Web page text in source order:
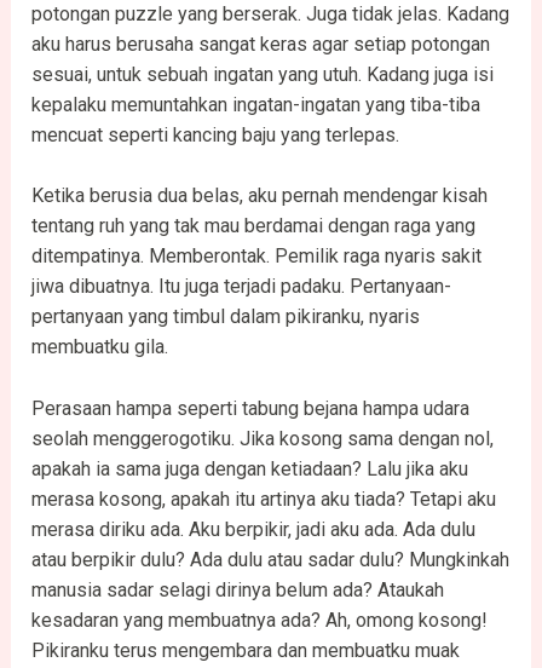
potongan puzzle yang berserak. Juga tidak jelas. Kadang
aku harus berusaha sangat keras agar setiap potongan
sesuai, untuk sebuah ingatan yang utuh. Kadang juga isi
kepalaku memuntahkan ingatan-ingatan yang tiba-tiba
mencuat seperti kancing baju yang terlepas.
Ketika berusia dua belas, aku pernah mendengar kisah
tentang ruh yang tak mau berdamai dengan raga yang
ditempatinya. Memberontak. Pemilik raga nyaris sakit
jiwa dibuatnya. Itu juga terjadi padaku. Pertanyaan-
pertanyaan yang timbul dalam pikiranku, nyaris
membuatku gila.
Perasaan hampa seperti tabung bejana hampa udara
seolah menggerogotiku. Jika kosong sama dengan nol,
apakah ia sama juga dengan ketiadaan? Lalu jika aku
merasa kosong, apakah itu artinya aku tiada? Tetapi aku
merasa diriku ada. Aku berpikir, jadi aku ada. Ada dulu
atau berpikir dulu? Ada dulu atau sadar dulu? Mungkinkah
manusia sadar selagi dirinya belum ada? Ataukah
kesadaran yang membuatnya ada? Ah, omong kosong!
Pikiranku terus mengembara dan membuatku muak